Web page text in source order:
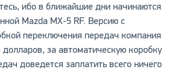
ибо в ближайшие дни начинаются
Mazda MX-5 RF. Версию с
переключения передач компания
за автоматическую коробку
доведется заплатить всего ничего